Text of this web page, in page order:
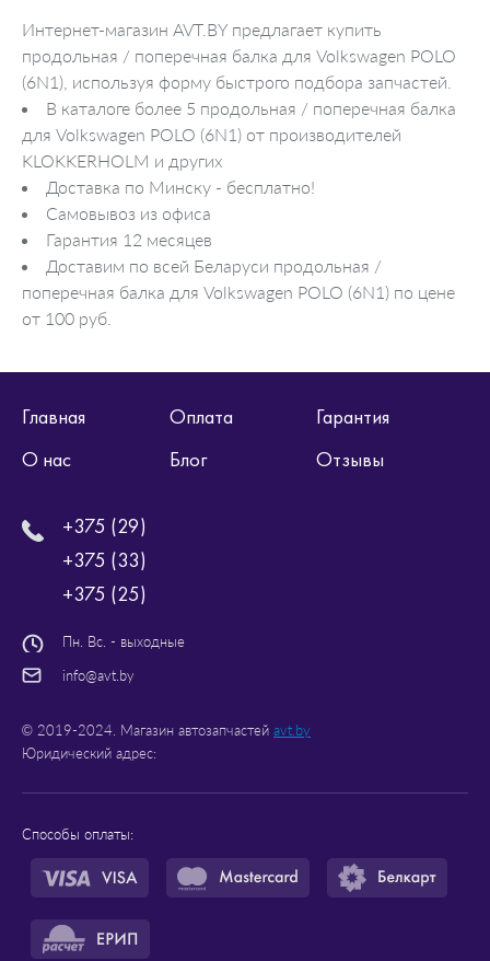
Интернет-магазин AVT.BY предлагает купить
продольная / поперечная балка для Volkswagen POLO
(6N1), используя форму быстрого подбора запчастей.
В каталоге более 5 продольная / поперечная балка
для Volkswagen POLO (6N1) от производителей
KLOKKERHOLM и других
Доставка по Минску - бесплатно!
Самовывоз из офиса
Гарантия 12 месяцев
Доставим по всей Беларуси продольная /
поперечная балка для Volkswagen POLO (6N1) по цене
от 100 руб.
Главная Оплата
Гарантия
О нас
Блог Отзывы
+375 (29)
+375 (33)
+375 (25)
Пн. Вс. - выходные
info@avt.by
© 2019-2024. Магазин автозапчастей avt.by
Юридический адрес:
Способы оплаты: